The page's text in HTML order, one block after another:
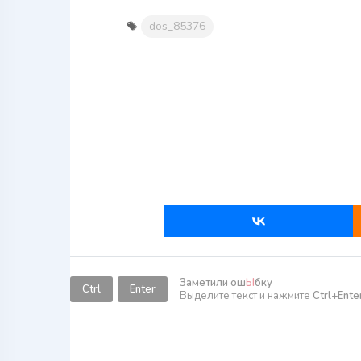
dos_85376
Ctrl Enter Заметили ошЫбку
Выделите текст и нажмите